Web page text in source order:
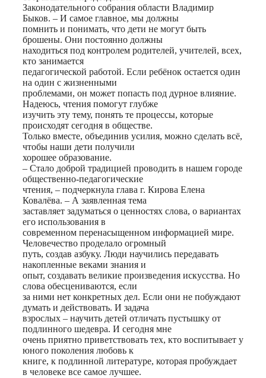
Законодательного собрания области Владимир
Быков. – И самое главное, мы должны
помнить и понимать, что дети не могут быть
брошены. Они постоянно должны
находиться под контролем родителей, учителей, всех,
кто занимается
педагогической работой. Если ребёнок остается один
на один с жизненными
проблемами, он может попасть под дурное влияние.
Надеюсь, чтения помогут глубже
изучить эту тему, понять те процессы, которые
происходят сегодня в обществе.
Только вместе, объединив усилия, можно сделать всё,
чтобы наши дети получили
хорошее образование.
– Стало доброй традицией проводить в нашем городе
общественно-педагогические
чтения, – подчеркнула глава г. Кирова Елена
Ковалёва. – А заявленная тема
заставляет задуматься о ценностях слова, о вариантах
его использования в
современном перенасыщенном информацией мире.
Человечество проделало огромный
путь, создав азбуку. Люди научились передавать
накопленные веками знания и
опыт, создавать великие произведения искусства. Но
слова обесцениваются, если
за ними нет конкретных дел. Если они не побуждают
думать и действовать. И задача
взрослых – научить детей отличать пустышку от
подлинного шедевра. И сегодня мне
очень приятно приветствовать тех, кто воспитывает у
юного поколения любовь к
книге, к подлинной литературе, которая пробуждает
в человеке все самое лучшее.